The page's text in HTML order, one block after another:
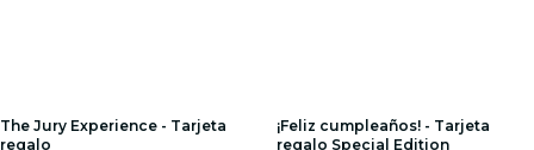
The Jury Experience - Tarjeta
regalo
¡Feliz cumpleaños! - Tarjeta
regalo Special Edition